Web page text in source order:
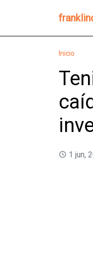
Inicio
1 jun,